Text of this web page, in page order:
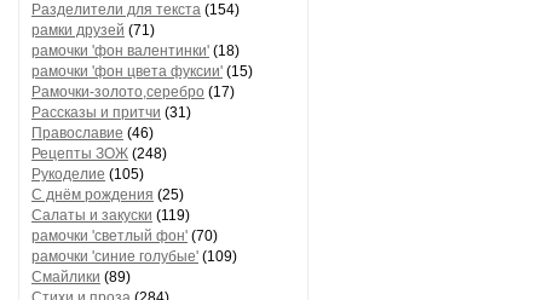
Разделители для текста (154)
рамки друзей (71)
рамочки 'фон валентинки' (18)
рамочки 'фон цвета фуксии' (15)
Рамочки-золото,серебро (17)
Рассказы и притчи (31)
Православие (46)
Рецепты ЗОЖ (248)
Рукоделие (105)
С днём рождения (25)
Салаты и закуски (119)
рамочки 'светлый фон' (70)
рамочки 'синие голубые' (109)
Смайлики (89)